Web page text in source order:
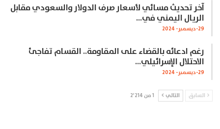
آخر تحديث مسائي لأسعار صرف الدولار والسعودي مقابل
الريال اليمني في…
29-ديسمبر- 2024
رغم ادعائه بالقضاء على المقاومة.. القسام تفاجئ
الاحتلال الإسرائيلي…
29-ديسمبر- 2024
السابق التالي 1 من 2٬214